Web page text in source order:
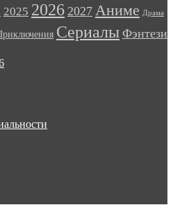
2025 2026 2027 Аниме Драма
Сериалы Фэнтези